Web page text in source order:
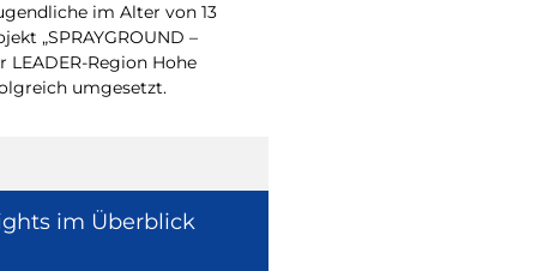
im Alter von 13
„SPRAYGROUND –
Region Hohe
umgesetzt.
im Überblick